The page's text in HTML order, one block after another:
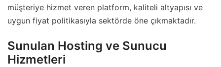
müşteriye hizmet veren platform, kaliteli altyapısı ve
uygun fiyat politikasıyla sektörde öne çıkmaktadır.
Sunulan Hosting ve Sunucu
Hizmetleri